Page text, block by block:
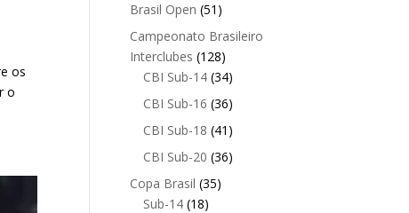
os
o
Brasil Open (51)
Campeonato Brasileiro
Interclubes (128)
CBI Sub-14 (34)
CBI Sub-16 (36)
CBI Sub-18 (41)
CBI Sub-20 (36)
Copa Brasil (35)
Sub-14 (18)